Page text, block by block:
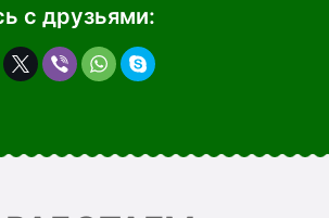
с друзьями: